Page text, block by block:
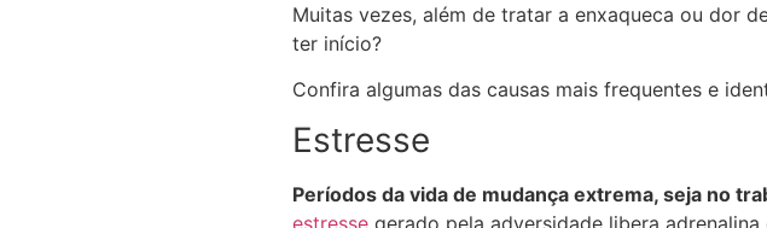
Muitas vezes, além de tratar a enxaqueca ou dor
ter início?
Confira algumas das causas mais frequentes e
Estresse
Períodos da vida de mudança extrema, seja no